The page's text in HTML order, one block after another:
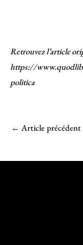
Retrouvez l’article
https://
politica
← Article précédent